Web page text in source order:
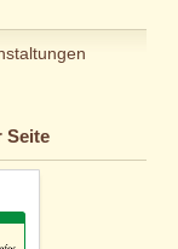
Seite